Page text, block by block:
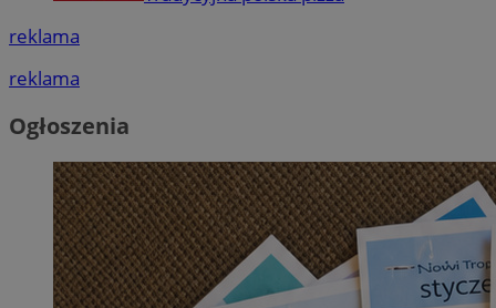
reklama
reklama
Ogłoszenia